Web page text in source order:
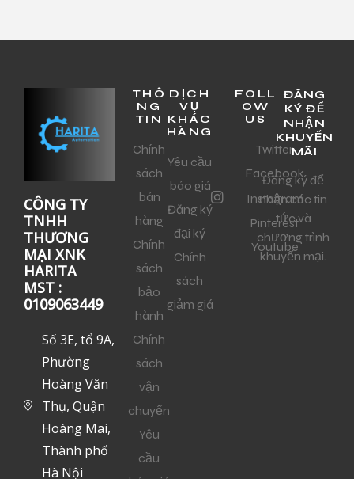
CÔNG TY
TNHH
THƯƠNG
MẠI XNK
HARITA
MST :
0109063449
Số 3E, tổ 9A,
Phường
Hoàng Văn
Thụ, Quận
Hoàng Mai,
Thành phố
Hà Nội
THÔ
NG
TIN
Chính
sách
bán
hàng
Chính
sách
bảo
hành
Chính
sách
vận
chuyển
Yêu
cầu
DỊCH
VỤ
KHÁC
HÀNG
Yêu cầu
báo giá
Đăng ký
đại ký
Chính
sách
giảm giá
FOLL
OW
US
Twitter
Facebook
Instagram
Pinterest
Youtube
ĐĂNG
KÝ ĐỂ
NHẬN
KHUYẾN
MÃI
Đăng ký để
nhận các tin
tức và
chương trình
khuyến mại.